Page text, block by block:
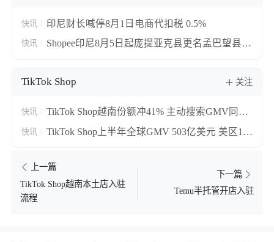
快讯 印尼财长喊停8月1日电商代扣税 0.5%
快讯
Shopee印尼8月5日起庞提亚克县更名孟巴望县
TikTok Shop 关注
快讯
TikTok Shop越南份额冲41% 主动搜索GMV同比
快讯
TikTok Shop上半年全球GMV 503亿美元 美区118
上一篇
TikTok Shop越南本土店入驻
流程
下一篇
Temu半托管开店入驻